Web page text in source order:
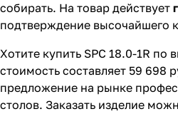
собирать. На товар действует
подтверждение высочайшего
Хотите купить SPC 18.0-1R по
стоимость составляет 59 698
предложение на рынке
столов. Заказать изделие